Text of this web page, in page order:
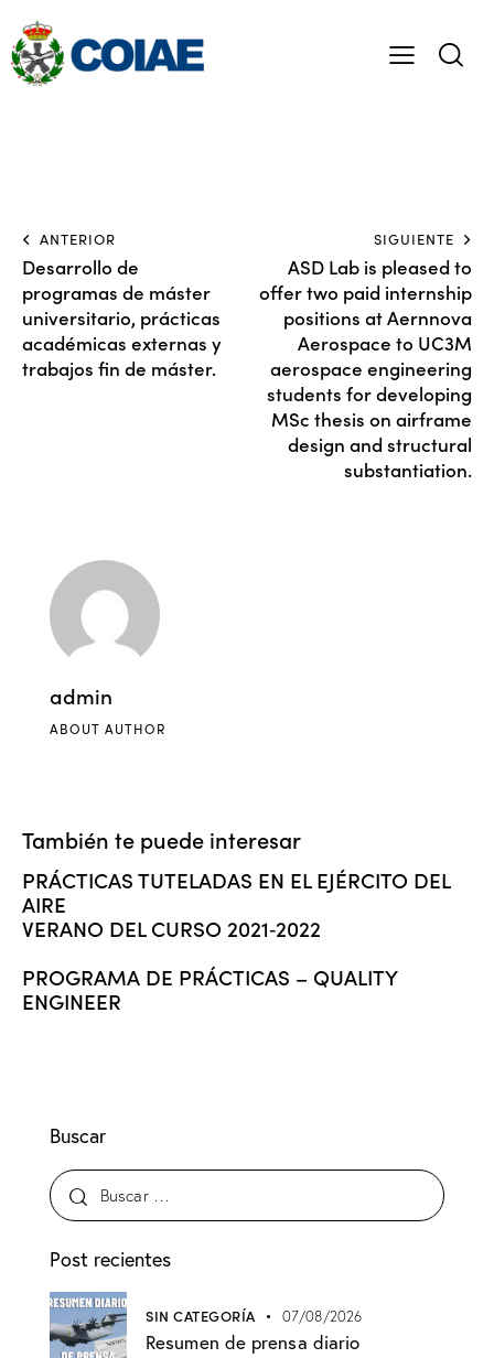
ANTERIOR
Desarrollo de
programas de máster
universitario, prácticas
académicas externas y
trabajos fin de máster.
SIGUIENTE
ASD Lab is pleased to
offer two paid internship
positions at Aernnova
Aerospace to UC3M
aerospace engineering
students for developing
MSc thesis on airframe
design and structural
substantiation.
admin
ABOUT AUTHOR
También te puede interesar
PRÁCTICAS TUTELADAS EN EL EJÉRCITO DEL
AIRE
VERANO DEL CURSO 2021‐2022
PROGRAMA DE PRÁCTICAS – QUALITY
ENGINEER
Buscar
Post recientes
SIN CATEGORÍA 07/08/2026
Resumen de prensa diario